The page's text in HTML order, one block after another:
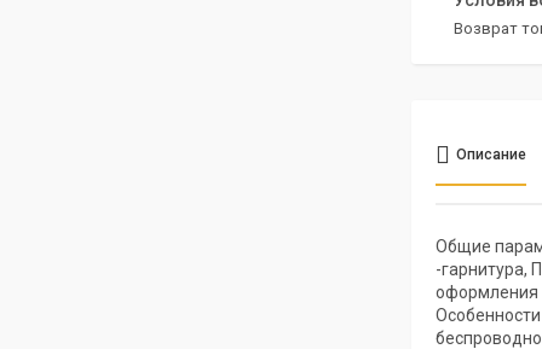
возврат
Описание
Общие
-гарнитура,
оформления